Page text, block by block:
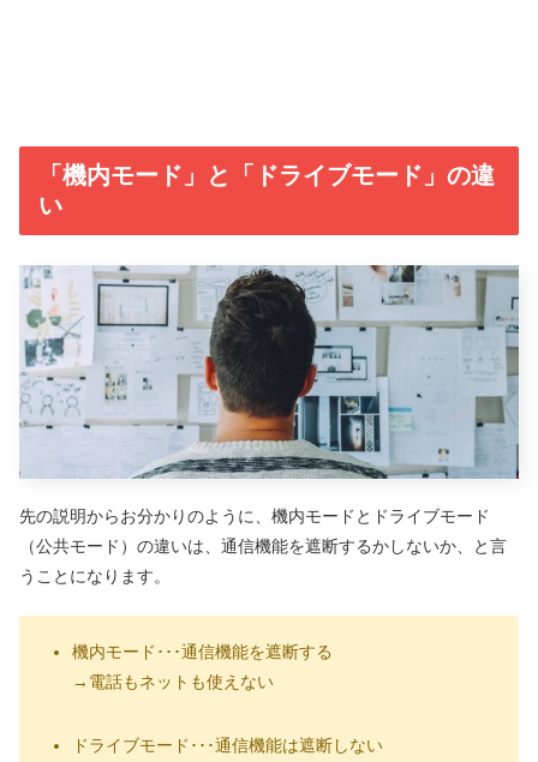
「機内モード」と「ドライブモード」の違
い
先の説明からお分かりのように、機内モードとドライブモード
（公共モード）の違いは、通信機能を遮断するかしないか、と言
うことになります。
機内モード･･･通信機能を遮断する
→電話もネットも使えない
ドライブモード･･･通信機能は遮断しない